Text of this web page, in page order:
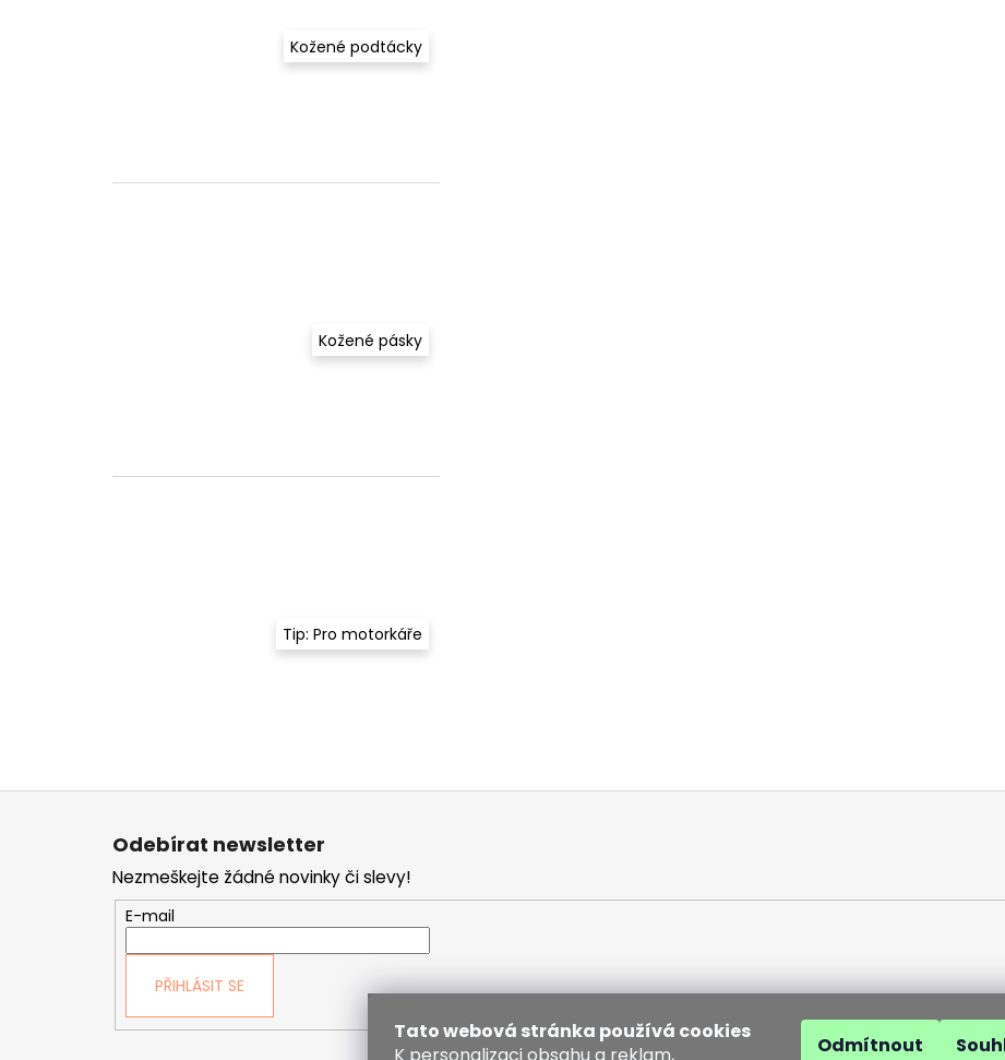
Tato webová stránka používá cookies
Odmítnout
Kožené podtácky
Kožené pásky
Tip: Pro motorkáře
Odebírat newsletter
Nezmeškejte žádné novinky či slevy!
E-mail
PŘIHLÁSIT SE